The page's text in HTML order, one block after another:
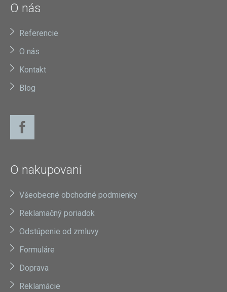
O nás
Referencie
O nás
Kontakt
Blog
O nakupovaní
Všeobecné obchodné podmienky
Reklamačný poriadok
Odstúpenie od zmluvy
Formuláre
Doprava
Reklamácie